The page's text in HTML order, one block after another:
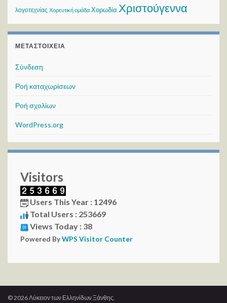
λογοτεχνίας Χορευτική ομάδα Χορωδία Χριστούγεννα
ΜΕΤΑΣΤΟΙΧΕΊΑ
Σύνδεση
Ροή καταχωρίσεων
Ροή σχολίων
WordPress.org
Visitors
Users This Year : 12496
Total Users : 253669
Views Today : 38
Powered ByWPS Visitor Counter
© 2026 Λύκειον των Ελληνίδων Ξάνθης.